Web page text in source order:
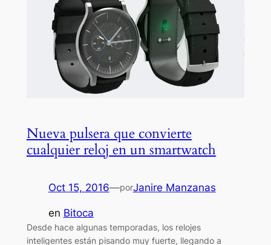
Nueva pulsera que convierte
cualquier reloj en un smartwatch
Oct 15, 2016—porJanire Manzanas
en Bitoca
Desde hace algunas temporadas, los relojes
inteligentes están pisando muy fuerte, llegando a